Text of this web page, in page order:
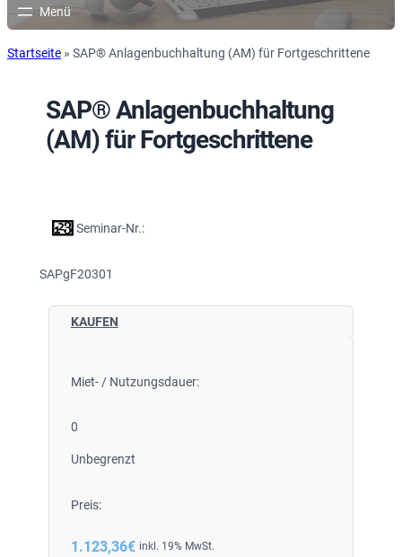
Startseite » SAP® Anlagenbuchhaltung (AM) für Fortgeschrittene
SAP® Anlagenbuchhaltung
(AM) für Fortgeschrittene
Seminar-Nr.:
SAPgF20301
KAUFEN
Miet- / Nutzungsdauer:
0
Unbegrenzt
Preis:
1.123,36€ inkl. 19% MwSt.